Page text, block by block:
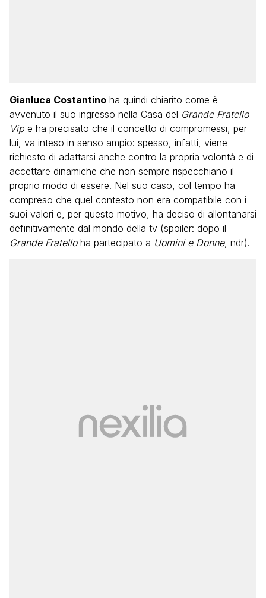
Gianluca Costantino ha quindi chiarito come è
avvenuto il suo ingresso nella Casa del Grande Fratello
Vip e ha precisato che il concetto di compromessi, per
lui, va inteso in senso ampio: spesso, infatti, viene
richiesto di adattarsi anche contro la propria volontà e di
accettare dinamiche che non sempre rispecchiano il
proprio modo di essere. Nel suo caso, col tempo ha
compreso che quel contesto non era compatibile con i
suoi valori e, per questo motivo, ha deciso di allontanarsi
definitivamente dal mondo della tv (spoiler: dopo il
Grande Fratelloha partecipato a Uomini e Donne, ndr).